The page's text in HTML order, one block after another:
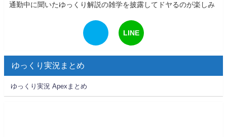
通勤中に聞いたゆっくり解説の雑学を披露してドヤるのが楽しみ
LINE
ゆっくり実況まとめ
ゆっくり実況 Apexまとめ